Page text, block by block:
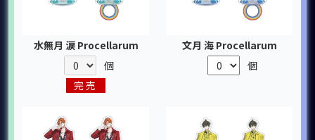
水無月 涙 Procellarum
個
完売
文月 海 Procellarum
個